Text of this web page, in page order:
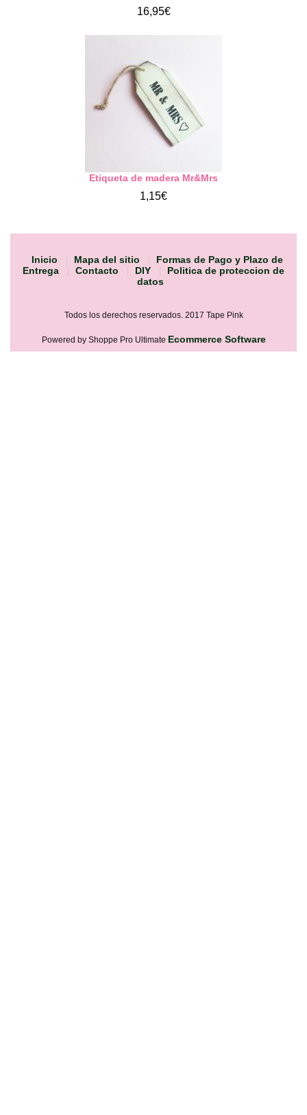
16,95€
Etiqueta de madera Mr&Mrs
1,15€
Inicio Mapa del sitio
Formas de Pago y Plazo de
Entrega
Contacto DIY
Politica de proteccion de
datos
Todos los derechos reservados. 2017 Tape Pink
Powered by Shoppe Pro Ultimate Ecommerce Software